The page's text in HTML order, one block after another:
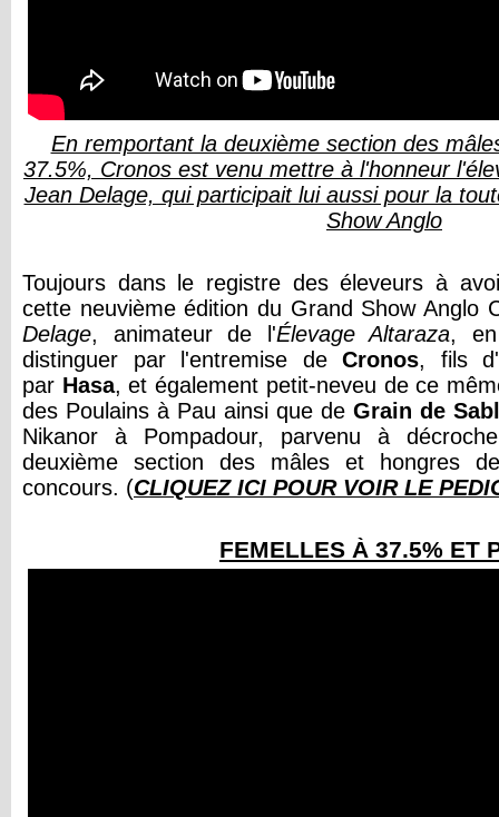
En remportant la deuxième section des
37.5%, Cronos est venu mettre à l'honneur
Jean Delage, qui participait lui aussi pour la
Show Anglo
Toujours dans le registre des éleveurs à
cette neuvième édition du Grand Show Anglo
Delage, animateur de l'Élevage Altaraza,
distinguer par l'entremise deCronos, fils d'
par Hasa, et également petit-neveu de ce
des Poulains à Pau ainsi que de Grain de
Nikanor à Pompadour, parvenu à
deuxième section des mâles et hongres
concours. (CLIQUEZ ICI POUR VOIR LE
FEMELLES À 37.5% ET